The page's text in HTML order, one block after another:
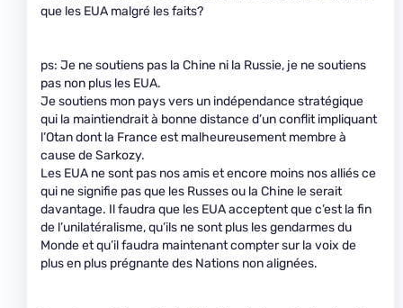
que les EUA malgré les faits?
ps: Je ne soutiens pas la Chine ni la Russie, je ne soutiens
pas non plus les EUA.
Je soutiens mon pays vers un indépendance stratégique
qui la maintiendrait à bonne distance d’un conflit impliquant
l’Otan dont la France est malheureusement membre à
cause de Sarkozy.
Les EUA ne sont pas nos amis et encore moins nos alliés ce
qui ne signifie pas que les Russes ou la Chine le serait
davantage. Il faudra que les EUA acceptent que c’est la fin
de l’unilatéralisme, qu’ils ne sont plus les gendarmes du
Monde et qu’il faudra maintenant compter sur la voix de
plus en plus prégnante des Nations non alignées.